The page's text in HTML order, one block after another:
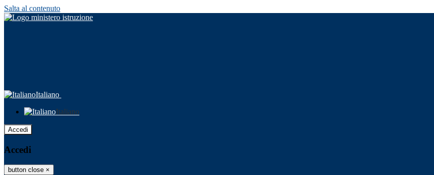
Salta al contenuto
Italiano
Italiano
Accedi
Accedi
button close ×